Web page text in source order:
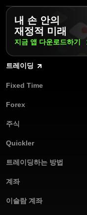
최소 $10부터 입금하
웹 플랫폼이나 모바
분석, 지표, 다양한 도
Olymptrade는 투명하고
에서 고객님의 Forex 트
100개 이상의 트레이
요.
트레이딩 경험을 공
플랫폼 인터페이스와
게 만드는 것을 목표로
내 손 안의
재정적 미래
지금 앱 다운로드하기
트레이딩
Fixed Time
Forex
주식
Quickler
트레이딩하는 방법
계좌
이슬람 계좌